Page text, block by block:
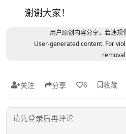
谢谢大家！
用户原创内容分享，若违规
User-generated content. For
removal
关注 分享 6 收藏